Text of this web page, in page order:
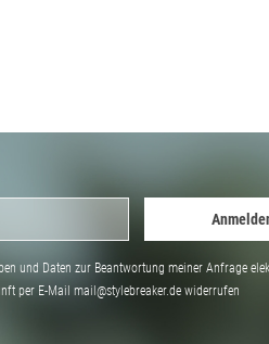
und Daten zur Beantwortung meiner Anfrage
per E-Mail mail@stylebreaker.de widerrufen